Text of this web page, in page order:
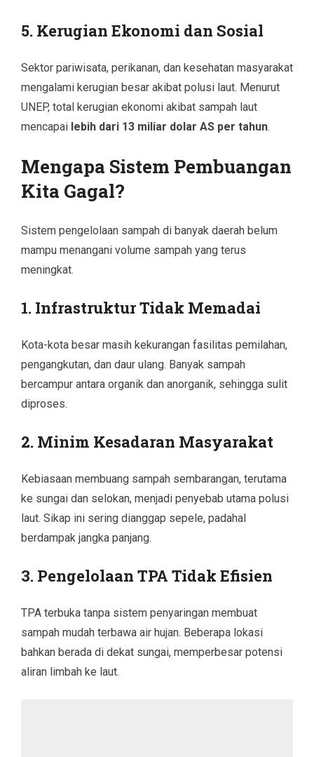
5. Kerugian Ekonomi dan Sosial
Sektor pariwisata, perikanan, dan kesehatan masyarakat
mengalami kerugian besar akibat polusi laut. Menurut
UNEP, total kerugian ekonomi akibat sampah laut
mencapai lebih dari 13 miliar dolar AS per tahun.
Mengapa Sistem Pembuangan
Kita Gagal?
Sistem pengelolaan sampah di banyak daerah belum
mampu menangani volume sampah yang terus
meningkat.
1. Infrastruktur Tidak Memadai
Kota-kota besar masih kekurangan fasilitas pemilahan,
pengangkutan, dan daur ulang. Banyak sampah
bercampur antara organik dan anorganik, sehingga sulit
diproses.
2. Minim Kesadaran Masyarakat
Kebiasaan membuang sampah sembarangan, terutama
ke sungai dan selokan, menjadi penyebab utama polusi
laut. Sikap ini sering dianggap sepele, padahal
berdampak jangka panjang.
3. Pengelolaan TPA Tidak Efisien
TPA terbuka tanpa sistem penyaringan membuat
sampah mudah terbawa air hujan. Beberapa lokasi
bahkan berada di dekat sungai, memperbesar potensi
aliran limbah ke laut.